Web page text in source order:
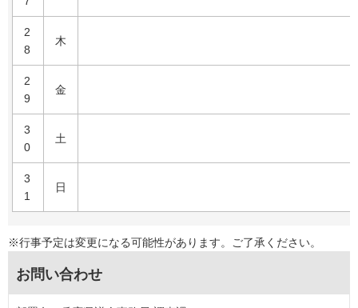
2
8
木
2
9
金
3
0
土
3
1
日
※行事予定は変更になる可能性があります。ご了承ください。
お問い合わせ